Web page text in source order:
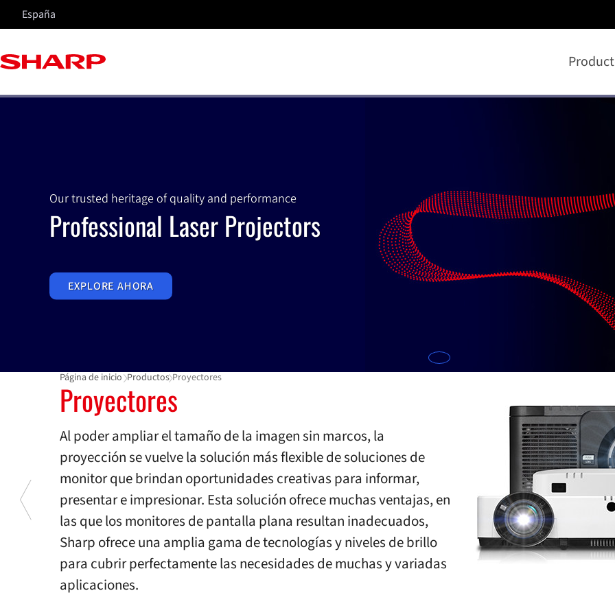
España
Our trusted heritage of quality and performance
Professional Laser Projectors
EXPLORE AHORA
Página de inicio Productos Proyectores
Proyectores
Previous
Proyectores
Al poder ampliar el tamaño de la imagen sin marcos, la
proyección se vuelve la solución más flexible de soluciones de
monitor que brindan oportunidades creativas para informar,
presentar e impresionar. Esta solución ofrece muchas ventajas, en
las que los monitores de pantalla plana resultan inadecuados,
Sharp ofrece una amplia gama de tecnologías y niveles de brillo
para cubrir perfectamente las necesidades de muchas y variadas
aplicaciones.